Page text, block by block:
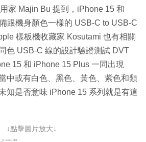
家 Majin Bu 提到，iPhone 15 和
跟機身顏色一樣的 USB-C to USB-C
樣板機收藏家 Kosutami 也有相關
色 USB-C 線的設計驗證測試 DVT
15 和 iPhone 15 Plus 一同出現
中或有白色、黑色、黃色、紫色和類
知是否意味 iPhone 15 系列就是有這
↓點擊圖片放大↓